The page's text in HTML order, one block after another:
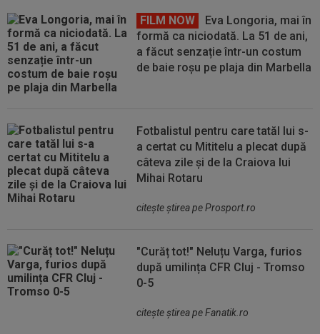
FILM NOW
Eva Longoria, mai în
formă ca niciodată. La 51 de ani,
a făcut senzație într-un costum
de baie roșu pe plaja din Marbella
Fotbalistul pentru care tatăl lui s-
a certat cu Mititelu a plecat după
câteva zile și de la Craiova lui
Mihai Rotaru
citeşte ştirea pe Prosport.ro
"Curăț tot!" Neluțu Varga, furios
după umilința CFR Cluj - Tromso
0-5
citeşte ştirea pe Fanatik.ro